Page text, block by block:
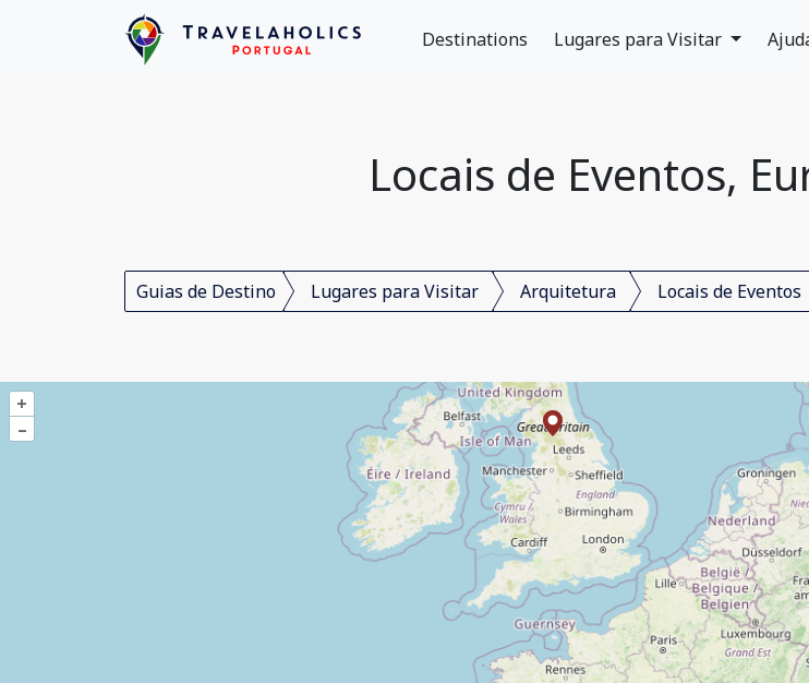
Destinations Lugares para Visitar
Locais de Eventos,
Guias de Destino Lugares para Visitar Arquitetura Locais de Eventos
+
–